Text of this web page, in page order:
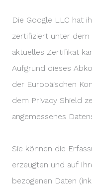
Die Google LLC hat
zertifiziert unter dem
aktuelles Zertifikat
Aufgrund dieses
der Europäischen
dem Privacy Shield
angemessenes
Sie können die
erzeugten und auf
bezogenen Daten